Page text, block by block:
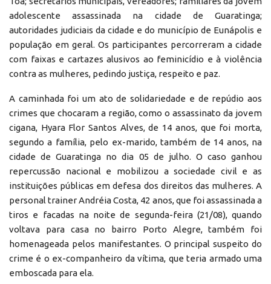
adolescente assassinada na cidade de Guaratinga;
autoridades judiciais da cidade e do município de Eunápolis e
população em geral. Os participantes percorreram a cidade
com faixas e cartazes alusivos ao feminicídio e à violência
contra as mulheres, pedindo justiça, respeito e paz.
A caminhada foi um ato de solidariedade e de repúdio aos
crimes que chocaram a região, como o assassinato da jovem
cigana, Hyara Flor Santos Alves, de 14 anos, que foi morta,
segundo a família, pelo ex-marido, também de 14 anos, na
cidade de Guaratinga no dia 05 de julho. O caso ganhou
repercussão nacional e mobilizou a sociedade civil e as
instituições públicas em defesa dos direitos das mulheres. A
personal trainer Andréia Costa, 42 anos, que foi assassinada a
tiros e facadas na noite de segunda-feira (21/08), quando
voltava para casa no bairro Porto Alegre, também foi
homenageada pelos manifestantes. O principal suspeito do
crime é o ex-companheiro da vítima, que teria armado uma
emboscada para ela.